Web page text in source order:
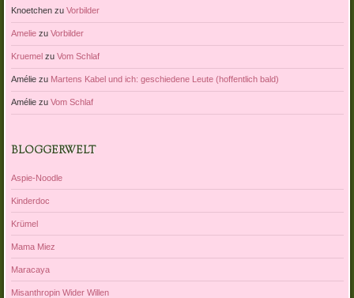
Knoetchenzu Vorbilder
Ameliezu Vorbilder
Kruemelzu Vom Schlaf
Améliezu Martens Kabel und ich: geschiedene Leute (hoffentlich bald)
Améliezu Vom Schlaf
BLOGGERWELT
Aspie-Noodle
Kinderdoc
Krümel
Mama Miez
Maracaya
Misanthropin Wider Willen